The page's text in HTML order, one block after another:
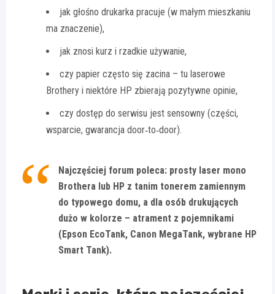
jak głośno drukarka pracuje (w małym mieszkaniu
ma znaczenie),
jak znosi kurz i rzadkie używanie,
czy papier często się zacina – tu laserowe
Brothery i niektóre HP zbierają pozytywne opinie,
czy dostęp do serwisu jest sensowny (części,
wsparcie, gwarancja door‑to‑door).
Najczęściej forum poleca: prosty laser mono
Brothera lub HP z tanim tonerem zamiennym
do typowego domu, a dla osób drukujących
dużo w kolorze – atrament z pojemnikami
(Epson EcoTank, Canon MegaTank, wybrane HP
Smart Tank).